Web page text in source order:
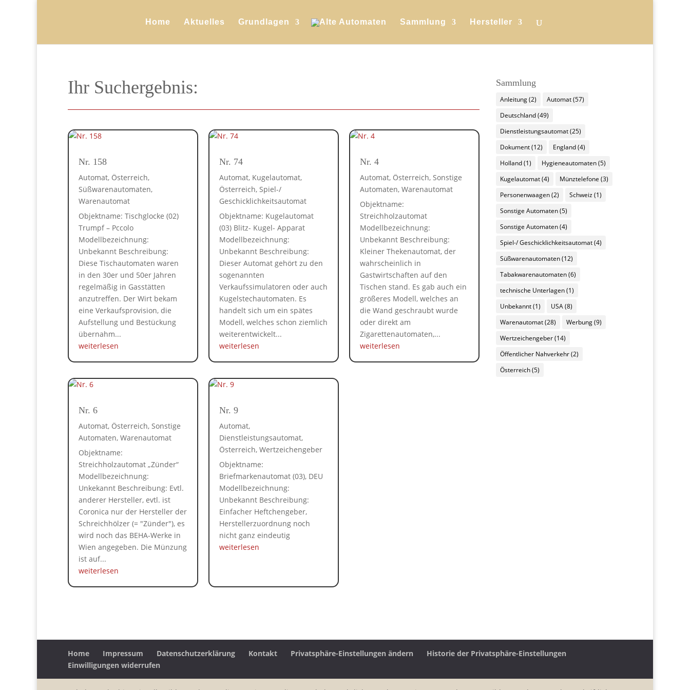
Home Aktuelles Grundlagen Sammlung Hersteller
Ihr Suchergebnis:
Nr. 158
Automat, Österreich,
Süßwarenautomaten,
Warenautomat
Objektname: Tischglocke (02)
Trumpf – Pccolo
Modellbezeichnung:
Unbekannt Beschreibung:
Diese Tischautomaten waren
in den 30er und 50er Jahren
regelmäßig in Gasstätten
anzutreffen. Der Wirt bekam
eine Verkaufsprovision, die
Aufstellung und Bestückung
übernahm...
weiterlesen
Nr. 74
Automat, Kugelautomat,
Österreich, Spiel-/
Geschicklichkeitsautomat
Objektname: Kugelautomat
(03) Blitz- Kugel- Apparat
Modellbezeichnung:
Unbekannt Beschreibung:
Dieser Automat gehört zu den
sogenannten
Verkaufssimulatoren oder auch
Kugelstechautomaten. Es
handelt sich um ein spätes
Modell, welches schon ziemlich
weiterentwickelt...
weiterlesen
Nr. 4
Automat, Österreich, Sonstige
Automaten, Warenautomat
Objektname:
Streichholzautomat
Modellbezeichnung:
Unbekannt Beschreibung:
Kleiner Thekenautomat, der
wahrscheinlich in
Gastwirtschaften auf den
Tischen stand. Es gab auch ein
größeres Modell, welches an
die Wand geschraubt wurde
oder direkt am
Zigarettenautomaten,...
weiterlesen
Nr. 6
Automat, Österreich, Sonstige
Automaten, Warenautomat
Objektname:
Streichholzautomat „Zünder“
Modellbezeichnung:
Unkekannt Beschreibung: Evtl.
anderer Hersteller, evtl. ist
Coronica nur der Hersteller der
Schreichhölzer (= "Zünder"), es
wird noch das BEHA-Werke in
Wien angegeben. Die Münzung
ist auf...
weiterlesen
Nr. 9
Automat,
Dienstleistungsautomat,
Österreich, Wertzeichengeber
Objektname:
Briefmarkenautomat (03), DEU
Modellbezeichnung:
Unbekannt Beschreibung:
Einfacher Heftchengeber,
Herstellerzuordnung noch
nicht ganz eindeutig
weiterlesen
Sammlung
Anleitung(2) Automat(57)
Deutschland(49)
Dienstleistungsautomat(25)
Dokument(12) England(4)
Holland(1) Hygieneautomaten(5)
Kugelautomat(4) Münztelefone (3)
Personenwaagen(2) Schweiz(1)
Sonstige Automaten(5)
Sonstige Automaten(4)
Spiel-/ Geschicklichkeitsautomat(4)
Süßwarenautomaten(12)
Tabakwarenautomaten(6)
technische Unterlagen(1)
Unbekannt(1) USA(8)
Warenautomat(28) Werbung(9)
Wertzeichengeber(14)
Öffentlicher Nahverkehr(2)
Österreich(5)
Home Impressum Datenschutzerklärung Kontakt Privatsphäre-Einstellungen ändern
Historie der Privatsphäre-Einstellungen
Einwilligungen widerrufen